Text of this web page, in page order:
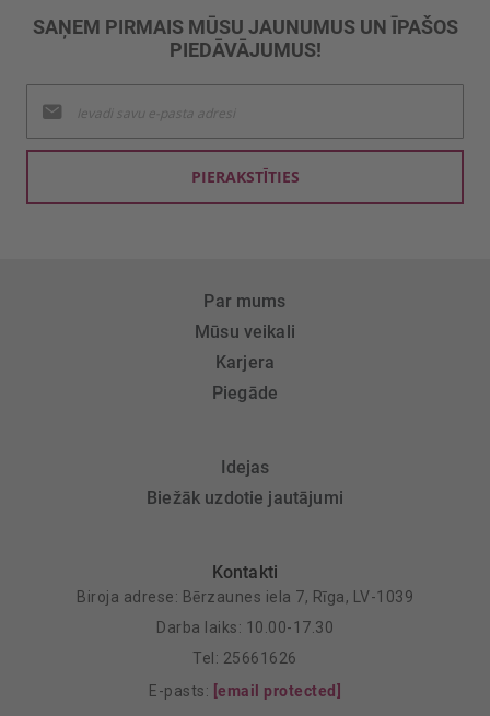
SAŅEM PIRMAIS MŪSU JAUNUMUS UN ĪPAŠOS
PIEDĀVĀJUMUS!
jaunumu
saņemšanai:
PIERAKSTĪTIES
Par mums
Mūsu veikali
Karjera
Piegāde
Idejas
Biežāk uzdotie jautājumi
Kontakti
Biroja adrese: Bērzaunes iela 7, Rīga, LV-1039
Darba laiks: 10.00-17.30
Tel: 25661626
E-pasts: [email protected]